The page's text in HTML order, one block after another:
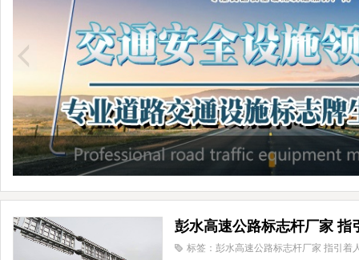
彭水高速公路标志杆厂家 指
标签：彭水高速公路标志杆厂家 指引着